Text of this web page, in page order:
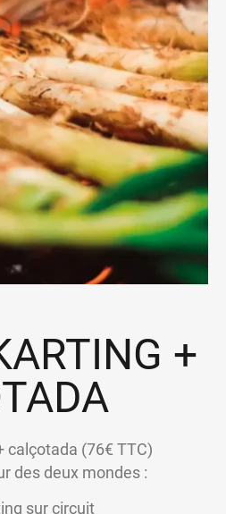
+
calçotada (76€ TTC)
des deux mondes :
sur circuit